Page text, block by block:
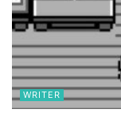
WRITER